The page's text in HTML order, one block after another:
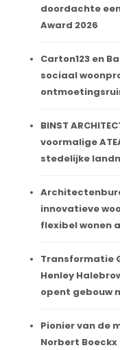
doordachte
Award 2026
Carton123 en
sociaal
BINST
voormalige
stedelijke
innovatieve
flexibel wonen
Transformatie
Henley
opent gebouw
Pionier van de
Norbert